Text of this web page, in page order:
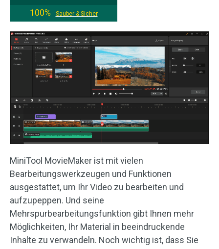
100%
Sauber & Sicher
MiniTool MovieMaker ist mit vielen
Bearbeitungswerkzeugen und Funktionen
ausgestattet, um Ihr Video zu bearbeiten und
aufzupeppen. Und seine
Mehrspurbearbeitungsfunktion gibt Ihnen mehr
Möglichkeiten, Ihr Material in beeindruckende
Inhalte zu verwandeln. Noch wichtig ist, dass Sie